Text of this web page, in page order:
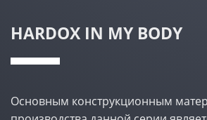
HARDOX IN MY BODY
Основным конструкционным